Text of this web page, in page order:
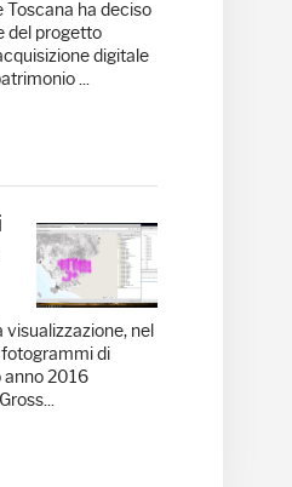
Toscana ha deciso
del progetto
digitale
...
nel
di
anno 2016